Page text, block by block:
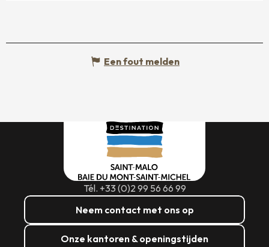
Een fout melden
Tél. +33 (0)2 99 56 66 99
Neem contact met ons op
Onze kantoren & openingstijden